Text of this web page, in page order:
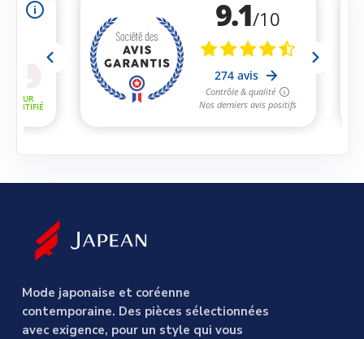
Mode japonaise et coréenne
contemporaine. Des pièces sélectionnées
avec exigence, pour un style qui vous